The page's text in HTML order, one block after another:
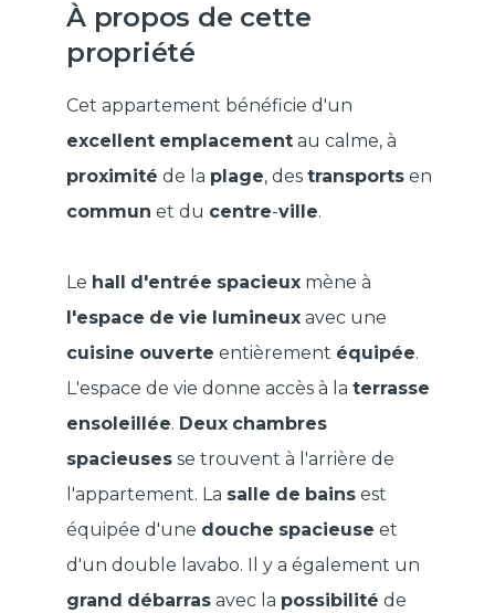
À propos de cette
propriété
Cet appartement bénéficie d'un
excellent emplacement au calme, à
proximité de la plage, des transports en
commun et du centre-ville.
Le hall d'entrée spacieux mène à
l'espace de vie lumineux avec une
cuisine ouverte entièrement équipée.
L'espace de vie donne accès à la terrasse
ensoleillée. Deux chambres
spacieuses se trouvent à l'arrière de
l'appartement. La salle de bains est
équipée d'une douche spacieuse et
d'un double lavabo. Il y a également un
grand débarras avec la possibilité de